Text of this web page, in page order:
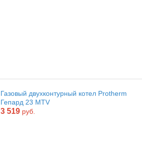
Газовый двухконтурный котел Protherm
Гепард 23 MTV
3 519 руб.